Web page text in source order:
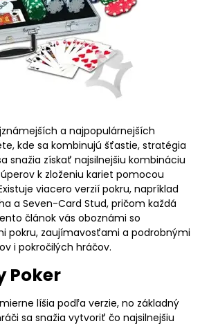
a najpopulárnejších
kde sa kombinujú šťastie, stratégia
snažia získať najsilnejšiu kombináciu
k zloženiu kariet pomocou
viacero verzií pokru, napríklad
a Seven-Card Stud, pričom každá
článok vás oboznámi so
pokru, zaujímavosťami a podrobnými
i pokročilých hráčov.
Poker
líšia podľa verzie, no základný
sa snažia vytvoriť čo najsilnejšiu